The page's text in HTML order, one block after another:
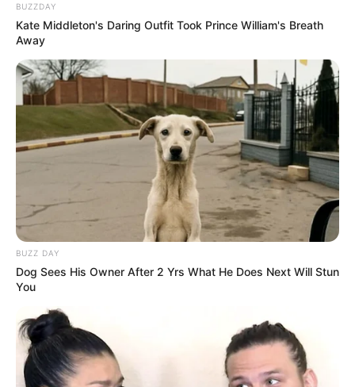
BUZZDAY
Kate Middleton's Daring Outfit Took Prince William's Breath
Away
BUZZ DAY
Dog Sees His Owner After 2 Yrs What He Does Next Will Stun
You